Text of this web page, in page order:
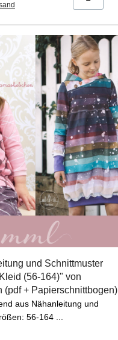
und Schnittmuster
(56-164)" von
(pdf + Papierschnittbogen)
aus Nähanleitung und
56-164 ...